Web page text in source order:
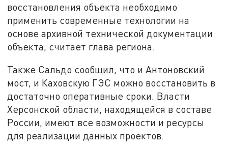
восстановления объекта необходимо
применить современные технологии на
основе архивной технической документации
объекта, считает глава региона.
Также Сальдо сообщил, что и Антоновский
мост, и Каховскую ГЭС можно восстановить в
достаточно оперативные сроки. Власти
Херсонской области, находящейся в составе
России, имеют все возможности и ресурсы
для реализации данных проектов.